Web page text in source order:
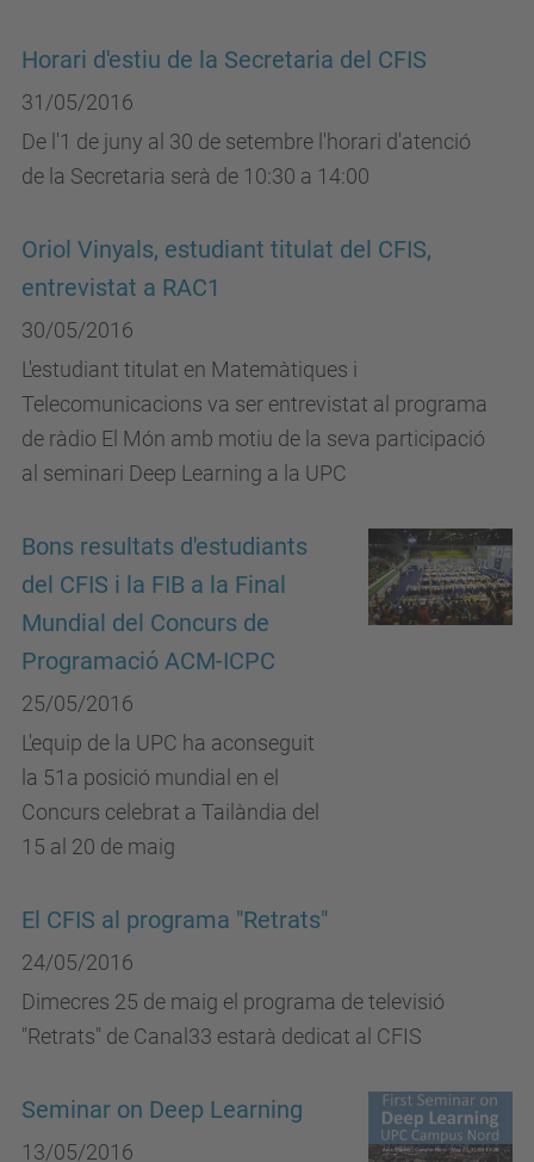
Horari d'estiu de la Secretaria del CFIS
31/05/2016
De l'1 de juny al 30 de setembre l'horari d'atenció
de la Secretaria serà de 10:30 a 14:00
Oriol Vinyals, estudiant titulat del CFIS,
entrevistat a RAC1
30/05/2016
L'estudiant titulat en Matemàtiques i
Telecomunicacions va ser entrevistat al programa
de ràdio El Món amb motiu de la seva participació
al seminari Deep Learning a la UPC
Bons resultats d'estudiants
del CFIS i la FIB a la Final
Mundial del Concurs de
Programació ACM-ICPC
25/05/2016
L'equip de la UPC ha aconseguit
la 51a posició mundial en el
Concurs celebrat a Tailàndia del
15 al 20 de maig
El CFIS al programa "Retrats"
24/05/2016
Dimecres 25 de maig el programa de televisió
"Retrats" de Canal33 estarà dedicat al CFIS
Seminar on Deep Learning
13/05/2016